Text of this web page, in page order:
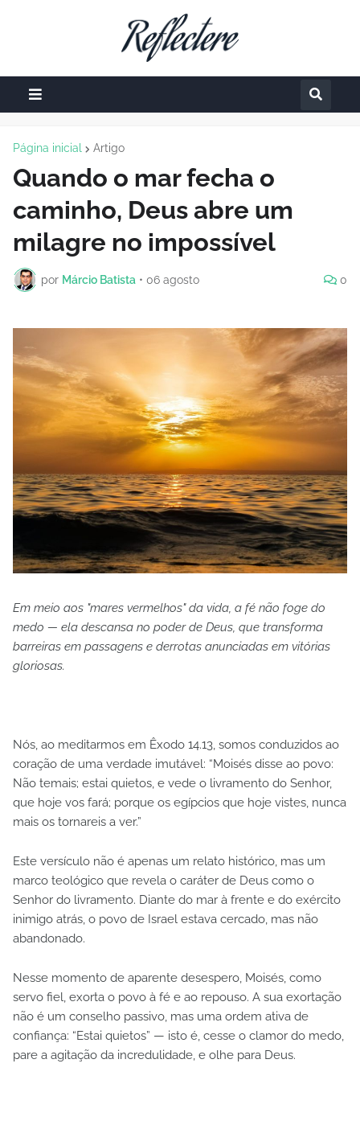
Página inicial Artigo
Quando o mar fecha o
caminho, Deus abre um
milagre no impossível
por Márcio Batista • 06 agosto 0
Em meio aos "mares vermelhos" da vida, a fé não foge do
medo — ela descansa no poder de Deus, que transforma
barreiras em passagens e derrotas anunciadas em vitórias
gloriosas.
Nós, ao meditarmos em Êxodo 14.13, somos conduzidos ao
coração de uma verdade imutável: “Moisés disse ao povo:
Não temais; estai quietos, e vede o livramento do Senhor,
que hoje vos fará; porque os egípcios que hoje vistes, nunca
mais os tornareis a ver.”
Este versículo não é apenas um relato histórico, mas um
marco teológico que revela o caráter de Deus como o
Senhor do livramento. Diante do mar à frente e do exército
inimigo atrás, o povo de Israel estava cercado, mas não
abandonado.
Nesse momento de aparente desespero, Moisés, como
servo fiel, exorta o povo à fé e ao repouso. A sua exortação
não é um conselho passivo, mas uma ordem ativa de
confiança: “Estai quietos” — isto é, cesse o clamor do medo,
pare a agitação da incredulidade, e olhe para Deus.